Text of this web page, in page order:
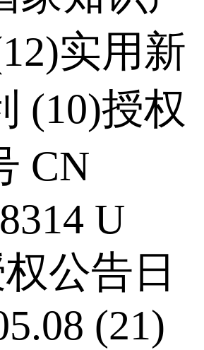
实用新
(10)授权
CN
U
公告日
(21)